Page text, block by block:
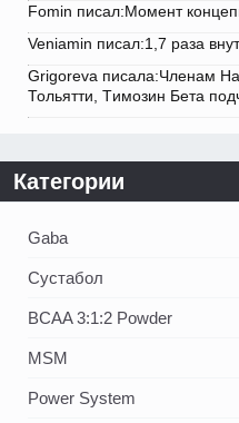
Fomin писал:Момент
Veniamin писал:1,7 раза
Grigoreva писала:Членам
Тольятти, Tимозин Бета
Категории
Gaba
Сустабол
BCAA 3:1:2 Powder
MSM
Power System